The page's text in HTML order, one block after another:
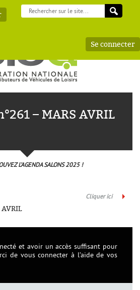
Se connecter
– MARS AVRIL
L’AGENDA SALONS 2025 !
Cliquer ici
et avoir un accès suffisant pour
de vous connecter à l’aide de vos